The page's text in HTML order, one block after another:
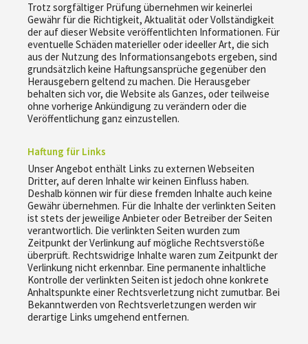
Trotz sorgfältiger Prüfung übernehmen wir keinerlei
Gewähr für die Richtigkeit, Aktualität oder Vollständigkeit
der auf dieser Website veröffentlichten Informationen. Für
eventuelle Schäden materieller oder ideeller Art, die sich
aus der Nutzung des Informationsangebots ergeben, sind
grundsätzlich keine Haftungsansprüche gegenüber den
Herausgebern geltend zu machen. Die Herausgeber
behalten sich vor, die Website als Ganzes, oder teilweise
ohne vorherige Ankündigung zu verändern oder die
Veröffentlichung ganz einzustellen.
Haftung für Links
Unser Angebot enthält Links zu externen Webseiten
Dritter, auf deren Inhalte wir keinen Einfluss haben.
Deshalb können wir für diese fremden Inhalte auch keine
Gewähr übernehmen. Für die Inhalte der verlinkten Seiten
ist stets der jeweilige Anbieter oder Betreiber der Seiten
verantwortlich. Die verlinkten Seiten wurden zum
Zeitpunkt der Verlinkung auf mögliche Rechtsverstöße
überprüft. Rechtswidrige Inhalte waren zum Zeitpunkt der
Verlinkung nicht erkennbar. Eine permanente inhaltliche
Kontrolle der verlinkten Seiten ist jedoch ohne konkrete
Anhaltspunkte einer Rechtsverletzung nicht zumutbar. Bei
Bekanntwerden von Rechtsverletzungen werden wir
derartige Links umgehend entfernen.